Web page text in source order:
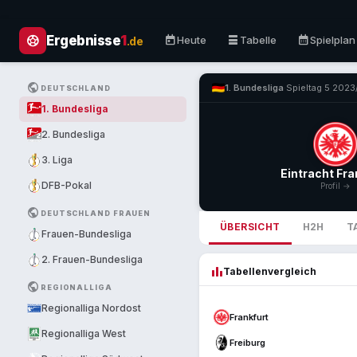
sports_soccer Ergebnisse1.de todayHeute table_rows Tabelle calendar_monthSpielplan
PUBLIC DEUTSCHLAND
1. Bundesliga
2. Bundesliga
3. Liga
DFB-Pokal
PUBLIC DEUTSCHLAND FRAUEN
Frauen-Bundesliga
2. Frauen-Bundesliga
PUBLIC REGIONALLIGA
Regionalliga Nordost
Regionalliga West
1. Bundesliga·Spieltag 5·
Eintracht
Profil →
ÜBERSICHT H2H
leaderboardTabellenvergleich
Frankfurt
Freiburg